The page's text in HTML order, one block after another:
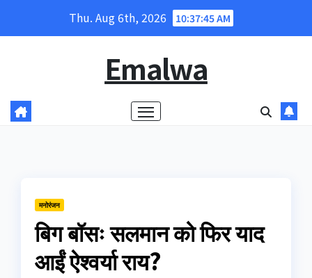
Thu. Aug 6th, 2026 10:37:45 AM
Emalwa
मनोरंजन
बिग बॉसः सलमान को फिर याद
आईं ऐश्वर्या राय?